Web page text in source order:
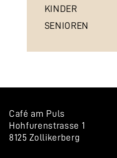
KINDER
SENIOREN
Café am Puls
Hohfurenstrasse 1
8125 Zollikerberg